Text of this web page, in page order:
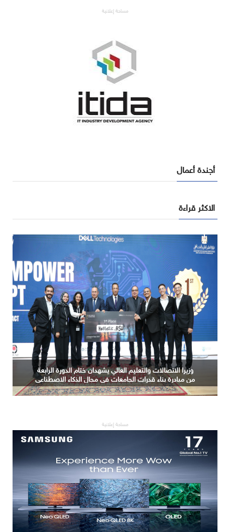
مساحة إعلانية
أجندة أعمال
الاكثر قراءة
وزيرا الاتصالات والتعليم العالي يشهدان ختام الدورة الرابعة
من مبادرة بناء قدرات الجامعات في مجال الذكاء الاصطناعي
مساحة إعلانية